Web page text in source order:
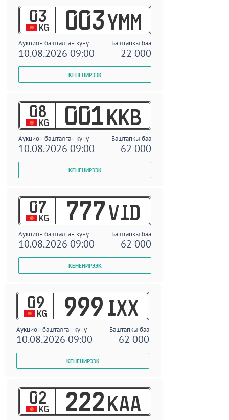
03
KG 003 YMM
Аукцион башталган күнү Баштапкы баа
10.08.2026 09:00 22 000
08
KG 001 KKB
Аукцион башталган күнү Баштапкы баа
10.08.2026 09:00 62 000
07
KG 777 VID
Аукцион башталган күнү Баштапкы баа
10.08.2026 09:00 62 000
09
KG 999 IXX
Аукцион башталган күнү Баштапкы баа
10.08.2026 09:00 62 000
02
KG 222 KAA